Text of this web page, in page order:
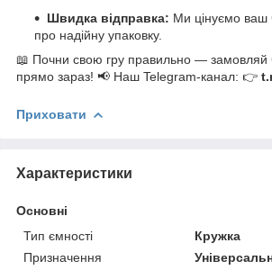
Швидка відправка: Ми цінуємо ваш
про надійну упаковку.
📖 Почни свою гру правильно — замовляй
прямо зараз! 📢 Наш Telegram-канал: 👉
Приховати
Характеристики
Основні
Тип ємності
Кружка
Призначення